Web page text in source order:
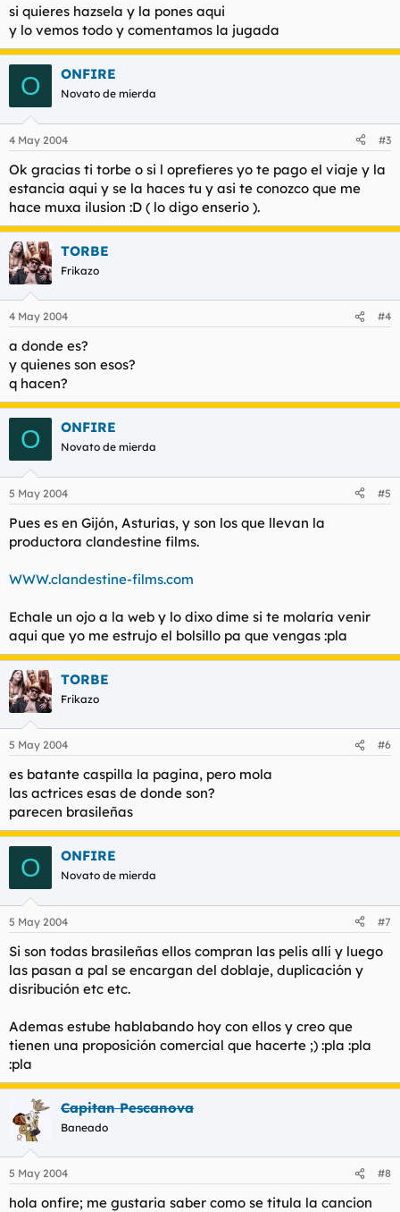
si quieres hazsela y la pones aqui
y lo vemos todo y comentamos la jugada
O ONFIRE
Novato de mierda
4 May 2004 #3
Ok gracias ti torbe o si l oprefieres yo te pago el viaje y la
estancia aqui y se la haces tu y asi te conozco que me
hace muxa ilusion :D ( lo digo enserio ).
TORBE
Frikazo
4 May 2004 #4
a donde es?
y quienes son esos?
q hacen?
O ONFIRE
Novato de mierda
5 May 2004 #5
Pues es en Gijón, Asturias, y son los que llevan la
productora clandestine films.
WWW.clandestine-films.com
Echale un ojo a la web y lo dixo dime si te molaría venir
aqui que yo me estrujo el bolsillo pa que vengas :pla
TORBE
Frikazo
5 May 2004 #6
es batante caspilla la pagina, pero mola
las actrices esas de donde son?
parecen brasileñas
O ONFIRE
Novato de mierda
5 May 2004 #7
Si son todas brasileñas ellos compran las pelis allí y luego
las pasan a pal se encargan del doblaje, duplicación y
disribución etc etc.
Ademas estube hablabando hoy con ellos y creo que
tienen una proposición comercial que hacerte ;) :pla :pla
:pla
Capitan Pescanova
Baneado
5 May 2004 #8
hola onfire; me gustaria saber como se titula la cancion